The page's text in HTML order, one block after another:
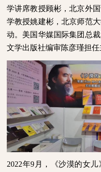
学讲席教授顾彬，北京外
学教授姚建彬，北京师范
动。美国华媒国际集团总
文学出版社编审陈彦瑾担任
2022年9月，《沙漠的女